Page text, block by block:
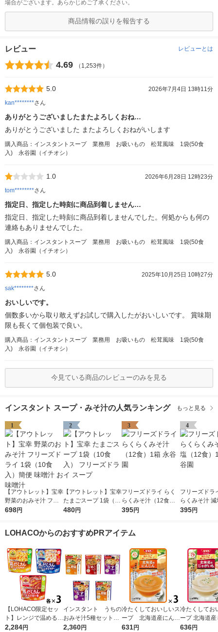
場合がございます。あらかじめご了承ください。
商品情報の誤りを報告する
レビュー レビューとは
4.69 （1,253件）
5.0
2026年7月4日 13時11分
kan********さん
ありがとうございましたまたよろしくおね…
ありがとうございました またよろしくおねがいします
購入商品：インスタントスープ 業務用 お吸いもの 松茸風味 1袋(50食
入) 永谷園（イチオシ）
1.0
2026年6月28日 12時23分
tom********さん
指定日、指定した時刻に商品到着しません…
指定日、指定した時刻に商品到着しませんでした。何処からも何の
連絡もありませんでした。
購入商品：インスタントスープ 業務用 お吸いもの 松茸風味 1袋(50食
入) 永谷園（イチオシ）
5.0
2025年10月25日 10時27分
sak********さん
おいしいです。
個数多いから取り敢えずお試しで購入したがおいしいです。 賞味期
限も長くて個包装で良い。
購入商品：インスタントスープ 業務用 お吸いもの 松茸風味 1袋(50食
入) 永谷園（イチオシ）
今見ている商品のレビューのみを見る
インスタント スープ・みそ汁の人気ランキング もっと見る
1
【アウトレット】宝幸
野菜のおみそ汁 フリ
ーズドライ 1袋（10食
698円
2
【アウトレット】宝幸
たまごスープ 1袋（10
食入） フリーズドラ
480円
3
フリーズドライ らく
らくみそ汁（12食）1
箱 永谷園
395円
4
フリーズドラ
らくみそ汁
食）1箱 永谷
395円
LOHACOからのおすすめPRアイテム
【LOHACO限定セッ
ト】レンジで温めるだ
け♪ 江崎グリコ クレ
2,284円
インスタント うちの
おみそ汁5種セット
1箱(25食入) アマノ
2,360円
冷たくしておいしいス
ープ 北海道産にんじ
ん 1セット（1個×3）
631円
冷たくしてお
ープ 北海道
いも 1セット
636円